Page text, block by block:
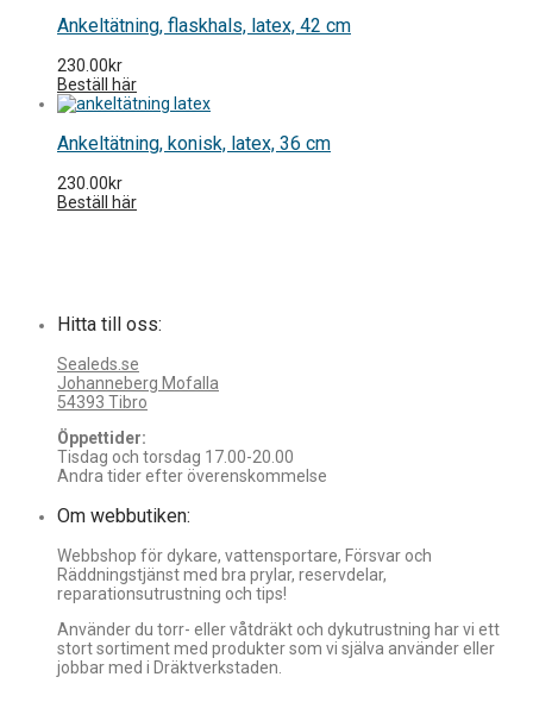
Ankeltätning, flaskhals, latex, 42 cm
230.00kr
Beställ här
Ankeltätning, konisk, latex, 36 cm
230.00kr
Beställ här
Hitta till oss:
Sealeds.se
Johanneberg Mofalla
54393 Tibro
Öppettider:
Tisdag och torsdag 17.00-20.00
Andra tider efter överenskommelse
Om webbutiken:
Webbshop för dykare, vattensportare, Försvar och
Räddningstjänst med bra prylar, reservdelar,
reparationsutrustning och tips!
Använder du torr- eller våtdräkt och dykutrustning har vi ett
stort sortiment med produkter som vi själva använder eller
jobbar med i Dräktverkstaden.